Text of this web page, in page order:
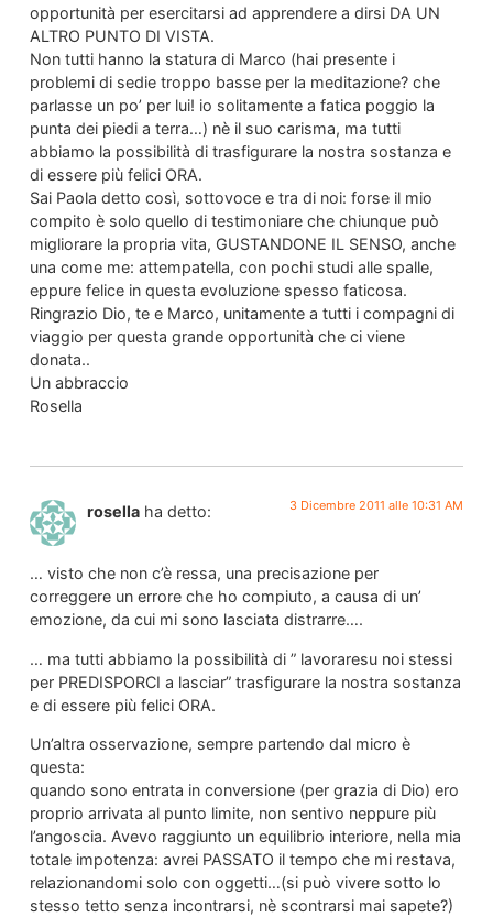
opportunità per esercitarsi ad apprendere a dirsi DA UN
ALTRO PUNTO DI VISTA.
Non tutti hanno la statura di Marco (hai presente i
problemi di sedie troppo basse per la meditazione? che
parlasse un po’ per lui! io solitamente a fatica poggio la
punta dei piedi a terra…) nè il suo carisma, ma tutti
abbiamo la possibilità di trasfigurare la nostra sostanza e
di essere più felici ORA.
Sai Paola detto così, sottovoce e tra di noi: forse il mio
compito è solo quello di testimoniare che chiunque può
migliorare la propria vita, GUSTANDONE IL SENSO, anche
una come me: attempatella, con pochi studi alle spalle,
eppure felice in questa evoluzione spesso faticosa.
Ringrazio Dio, te e Marco, unitamente a tutti i compagni di
viaggio per questa grande opportunità che ci viene
donata..
Un abbraccio
Rosella
rosella ha detto: 3 Dicembre 2011 alle 10:31 AM
… visto che non c’è ressa, una precisazione per
correggere un errore che ho compiuto, a causa di un’
emozione, da cui mi sono lasciata distrarre….
… ma tutti abbiamo la possibilità di ” lavoraresu noi stessi
per PREDISPORCI a lasciar” trasfigurare la nostra sostanza
e di essere più felici ORA.
Un’altra osservazione, sempre partendo dal micro è
questa:
quando sono entrata in conversione (per grazia di Dio) ero
proprio arrivata al punto limite, non sentivo neppure più
l’angoscia. Avevo raggiunto un equilibrio interiore, nella mia
totale impotenza: avrei PASSATO il tempo che mi restava,
relazionandomi solo con oggetti…(si può vivere sotto lo
stesso tetto senza incontrarsi, nè scontrarsi mai sapete?)